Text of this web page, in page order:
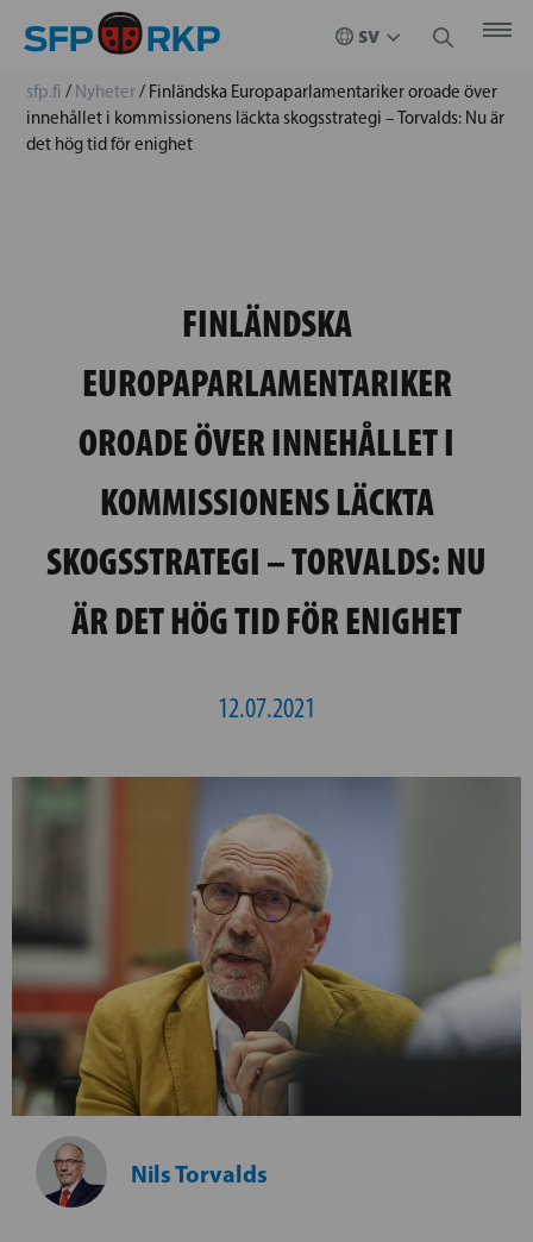
sfp.fi / Nyheter/ Finländska Europaparlamentariker oroade över
innehållet i kommissionens läckta skogsstrategi – Torvalds: Nu är
det hög tid för enighet
FINLÄNDSKA
EUROPAPARLAMENTARIKER
OROADE ÖVER INNEHÅLLET I
KOMMISSIONENS LÄCKTA
SKOGSSTRATEGI – TORVALDS: NU
ÄR DET HÖG TID FÖR ENIGHET
12.07.2021
Nils Torvalds